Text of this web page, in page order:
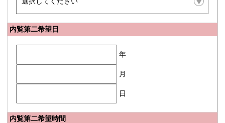
内覧第二希望日
年
月
日
内覧第二希望時間